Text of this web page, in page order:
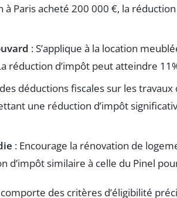
à Paris acheté 200 000 €, la
: S’applique à la location
réduction d’impôt peut atteindre
déductions fiscales sur les
une réduction d’impôt
: Encourage la rénovation de
d’impôt similaire à celle du Pinel
des critères d’éligibilité